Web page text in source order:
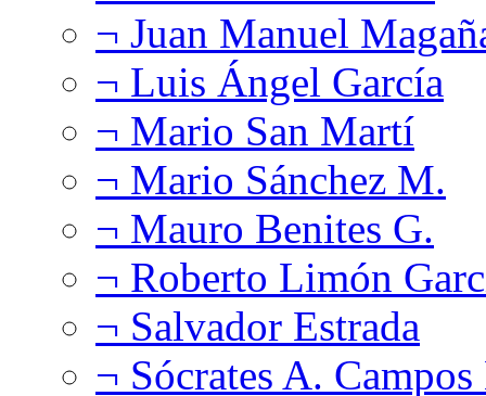
¬ Juan Manuel
¬ Luis Ángel García
¬ Mario San Martí
¬ Mario Sánchez M.
¬ Mauro Benites G.
¬ Roberto Limón
¬ Salvador Estrada
¬ Sócrates A.